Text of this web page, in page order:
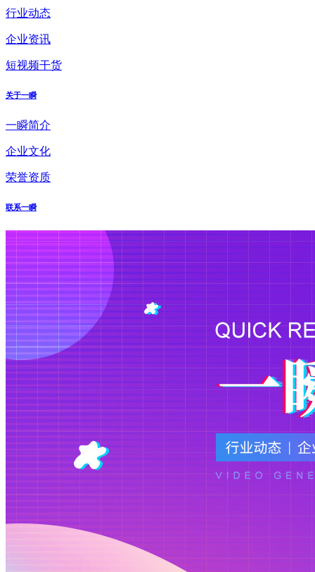
行业动态
企业资讯
短视频干货
关于一瞬
一瞬简介
企业文化
荣誉资质
联系一瞬